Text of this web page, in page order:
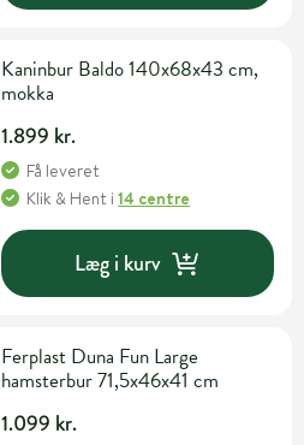
Kaninbur Baldo 140x68x43 cm,
mokka
1.899 kr.
Få leveret
Klik & Hent i14 centre
Læg i kurv
Ferplast Duna Fun Large
hamsterbur 71,5x46x41 cm
1.099 kr.